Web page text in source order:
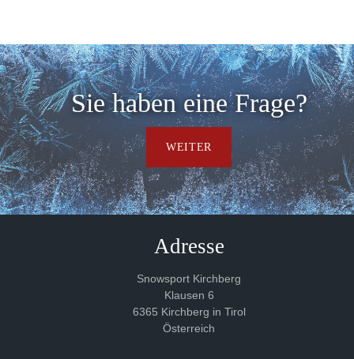
Sie haben eine Frage?
WEITER
Adresse
Snowsport Kirchberg
Klausen 6
6365 Kirchberg in Tirol
Österreich